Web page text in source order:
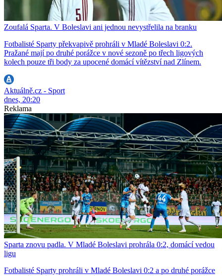
Zoufalá Sparta. V Boleslavi ani jednou nevystřelila na branku
Fotbalisté Sparty překvapivě prohráli v Mladé Boleslavi 0:2.
Pražané mají po druhé porážce v nové sezoně po třech ligových
kolech pouze tři body za upocené domácí vítězství nad Zlínem.
Aktuálně.cz - Sport
dnes, 20:20
Reklama
Sparta znovu padla. V Mladé Boleslavi prohrála 0:2, domácí vedou
ligu
Fotbalisté Sparty prohráli v Mladé Boleslavi 0:2 a po druhé porážce